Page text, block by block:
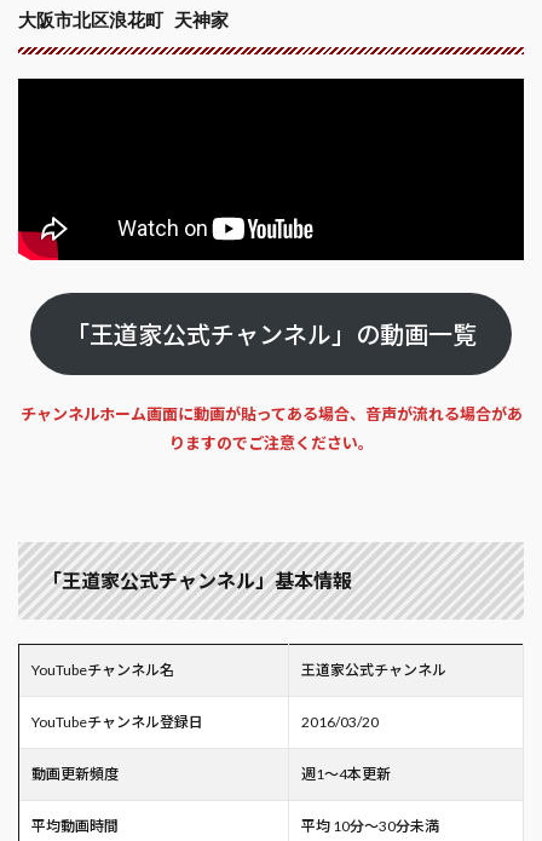
大阪市北区浪花町 天神家
「王道家公式チャンネル」の動画一覧
チャンネルホーム画面に動画が貼ってある場合、音声が流れる場合があ
りますのでご注意ください。
「王道家公式チャンネル」基本情報
YouTubeチャンネル名 王道家公式チャンネル
YouTubeチャンネル登録日 2016/03/20
動画更新頻度 週1～4本更新
平均動画時間 平均 10分～30分未満